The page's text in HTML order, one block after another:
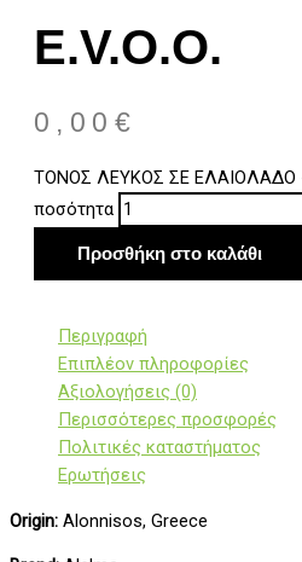
E.V.O.O.
0,00 €
ΤΟΝΟΣ ΛΕΥΚΟΣ ΣΕ ΕΛΑΙΟΛΑΔΟ -
ποσότητα
Προσθήκη στο καλάθι
Περιγραφή
Επιπλέον πληροφορίες
Αξιολογήσεις (0)
Περισσότερες προσφορές
Πολιτικές καταστήματος
Ερωτήσεις
Origin: Alonnisos, Greece